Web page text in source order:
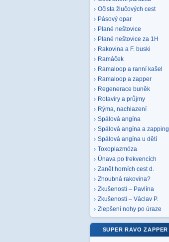
Očista žlučových cest
Pásový opar
Plané neštovice
Plané neštovice za 1H
Rakovina a F. buski
Ramáček
Ramaloop a ranní kašel
Ramaloop a zapper
Regenerace buněk
Rotaviry a průjmy
Rýma, nachlazení
Spálová angína
Spálová angína a zapping
Spálová angína u dětí
Toxoplazmóza
Únava po frekvencích
Zanět horních cest d.
Zhoubná rakovina?
Zkušenosti – Pavlína
Zkušenosti – Václav P.
Zlepšení nohy po úraze
SUPER RAVO ZAPPER